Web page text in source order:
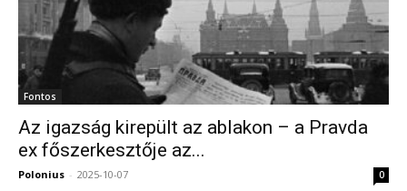
Fontos
Az igazság kirepült az ablakon – a Pravda
ex főszerkesztője az...
Polonius - 2025-10-07 0